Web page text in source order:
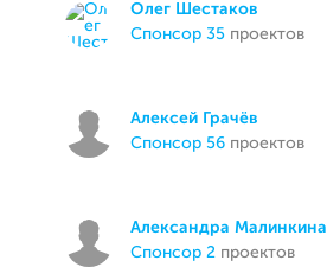
Олег Шестаков
спонсор 35 проектов
Алексей Грачёв
спонсор 56 проектов
Александра Малинкина
спонсор 2 проектов